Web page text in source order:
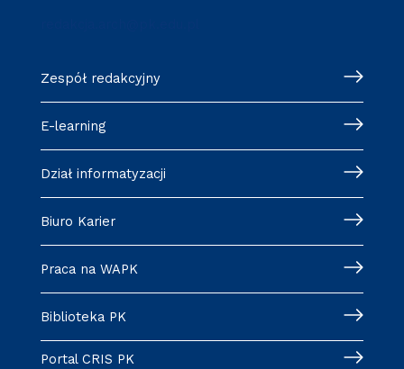
Zespół redakcyjny
E-learning
Dział informatyzacji
Biuro Karier
Praca na WAPK
Biblioteka PK
Portal CRIS PK